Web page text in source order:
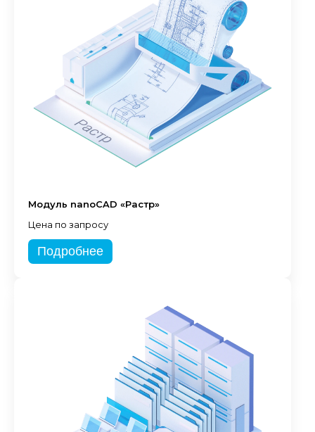
Модуль nanoCAD «Растр»
Цена по запросу
Подробнее